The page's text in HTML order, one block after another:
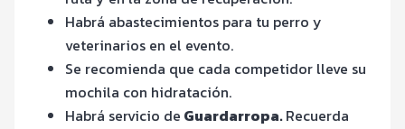
Habrá abastecimientos para tu perro y
veterinarios en el evento.
Se recomienda que cada competidor lleve su
mochila con hidratación.
Habrá servicio de Guardarropa.Recuerda